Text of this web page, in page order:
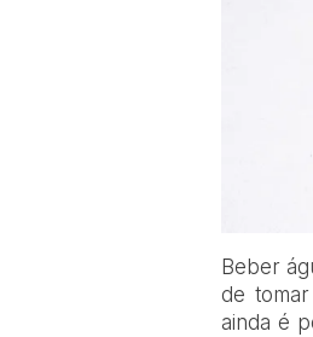
Beber
de
ainda é